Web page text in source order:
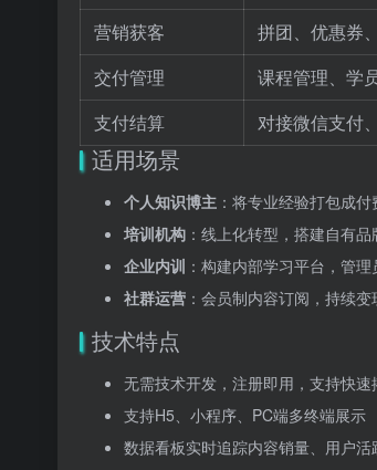
营销获客
拼团、优惠券
交付管理
课程管理、学
支付结算
对接微信支付
适用场景
个人知识博主 ：将专业经验打包成
培训机构 ：线上化转型，搭建自有品
企业内训 ：构建内部学习平台，管
社群运营 ：会员制内容订阅，持续变
技术特点
无需技术开发，注册即用，支持快
支持H5、小程序、PC端多终端展示
数据看板实时追踪内容销量、用户